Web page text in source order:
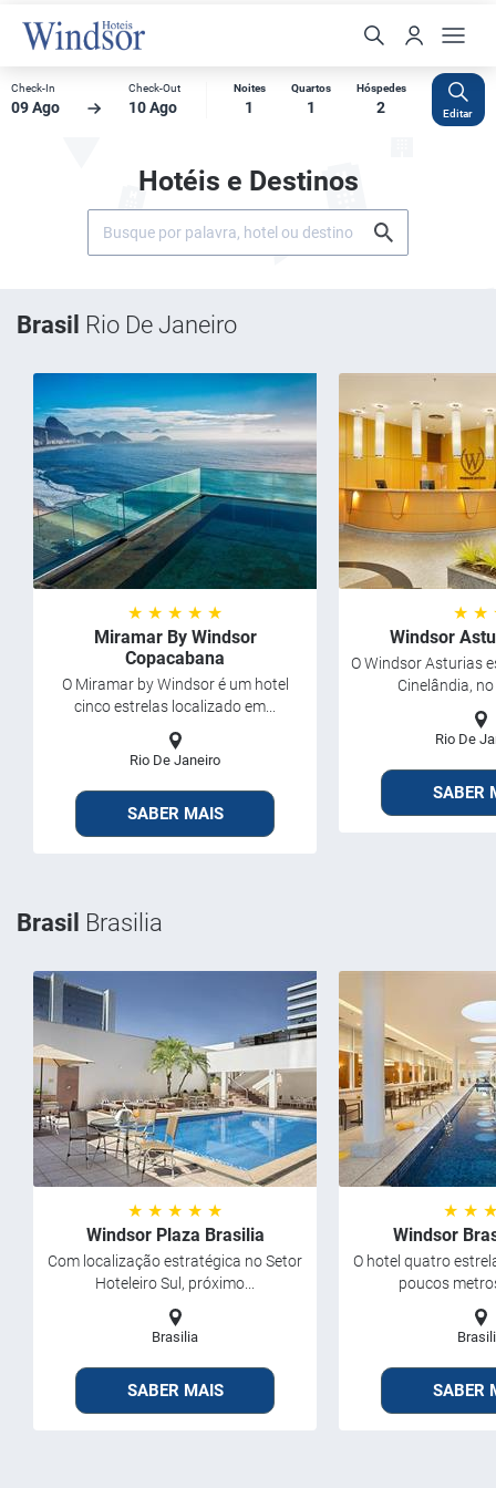
Check-In
09 Ago
Check-Out
10 Ago
Noites
1
Quartos
1
Hóspedes
2 Editar
Hotéis e Destinos
Brasil Rio De Janeiro
★ ★ ★ ★ ★
Miramar By Windsor
Copacabana
O Miramar by Windsor é um hotel
cinco estrelas localizado em...
Rio De Janeiro
SABER MAIS
★ ★
Windsor
O Windsor Asturias
Cinelândia,
Rio De
SABER
Brasil Brasilia
★ ★ ★ ★ ★
Windsor Plaza Brasilia
Com localização estratégica no Setor
Hoteleiro Sul, próximo...
Brasilia
SABER MAIS
★ ★
Windsor
O hotel quatro
poucos
SABER